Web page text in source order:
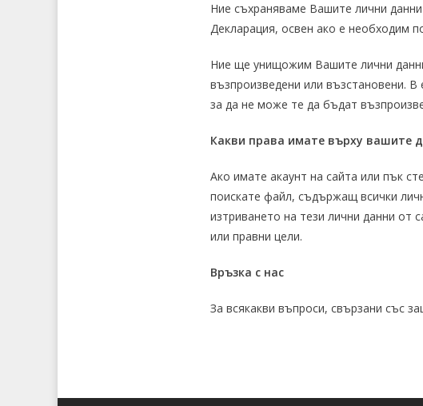
Ние съхраняваме Вашите лични
Декларация, освен ако е необходим
Ние ще унищожим Вашите лични
възпроизведени или възстановени.
за да не може те да бъдат
Какви права имате върху вашите
Ако имате акаунт на сайта или пък
поискате файл, съдържащ всички
изтриването на тези лични данни от
или правни цели.
Връзка с нас
За всякакви въпроси, свързани със